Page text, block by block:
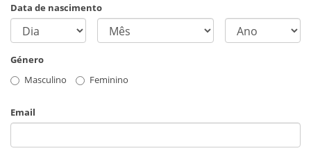
Data de nascimento
Género
Masculino
Feminino
Email